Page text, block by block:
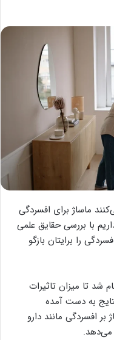
ماساژ برای افسردگی
با بررسی حقایق علمی
را برایتان بازگو
شد تا میزان تاثیرات
به دست آمده
افسردگی مانند دارو
می‌دهد.